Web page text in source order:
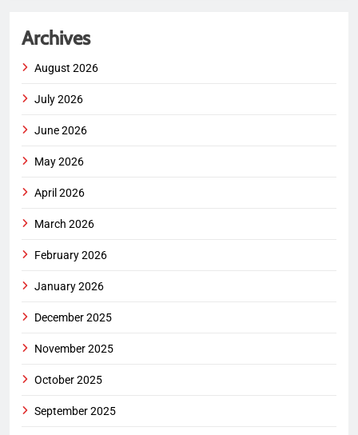
Archives
August 2026
July 2026
June 2026
May 2026
April 2026
March 2026
February 2026
January 2026
December 2025
November 2025
October 2025
September 2025